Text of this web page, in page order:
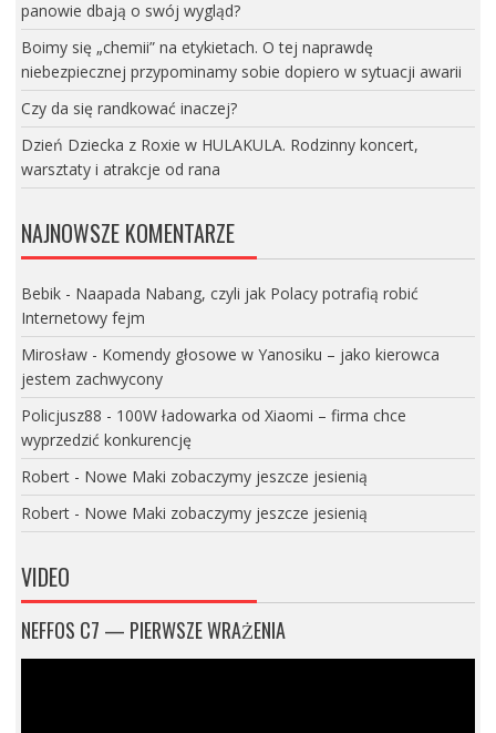
panowie dbają o swój wygląd?
Boimy się „chemii” na etykietach. O tej naprawdę
niebezpiecznej przypominamy sobie dopiero w sytuacji awarii
Czy da się randkować inaczej?
Dzień Dziecka z Roxie w HULAKULA. Rodzinny koncert,
warsztaty i atrakcje od rana
NAJNOWSZE KOMENTARZE
Bebik- Naapada Nabang, czyli jak Polacy potrafią robić
Internetowy fejm
Mirosław- Komendy głosowe w Yanosiku – jako kierowca
jestem zachwycony
Policjusz88 - 100W ładowarka od Xiaomi – firma chce
wyprzedzić konkurencję
Robert- Nowe Maki zobaczymy jeszcze jesienią
Robert- Nowe Maki zobaczymy jeszcze jesienią
VIDEO
NEFFOS C7 — PIERWSZE WRAŻENIA